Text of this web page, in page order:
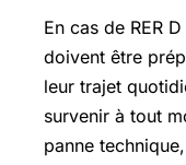
En cas de RER
doivent être
leur trajet
survenir à tout
panne